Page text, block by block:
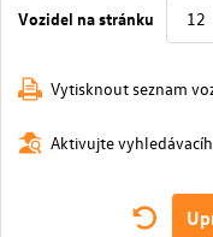
Vozidel na stránku
Vytisknout seznam
Aktivujte